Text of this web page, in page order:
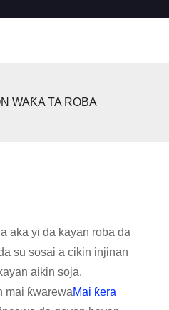
WAƘA TA ROBA
aka yi da kayan roba da
su sosai a cikin injinan
aikin soja.
mai ƙwarewaMai ƙera